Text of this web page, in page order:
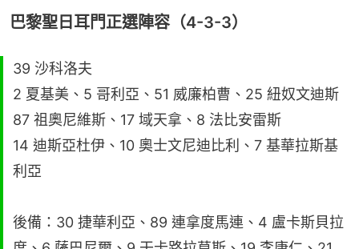
巴黎聖日耳門正選陣容（4-3-3）
39 沙科洛夫
2 夏基美、5 哥利亞、51 威廉柏曹、25 紐奴文迪斯
87 祖奧尼維斯、17 域天拿、8 法比安雷斯
14 迪斯亞杜伊、10 奧士文尼迪比利、7 基華拉斯基
利亞
後備：30 捷華利亞、89 連拿度馬連、4 盧卡斯貝拉